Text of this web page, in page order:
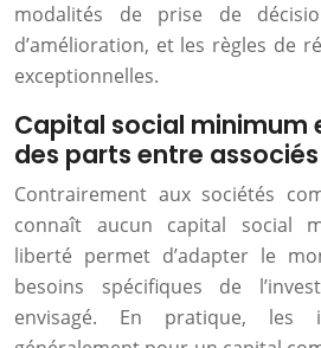
modalités de prise de
d’amélioration, et les règles de
exceptionnelles.
Capital social minimum
des parts entre
Contrairement aux sociétés
connaît aucun capital social
liberté permet d’adapter le
besoins spécifiques de
envisagé. En pratique, les